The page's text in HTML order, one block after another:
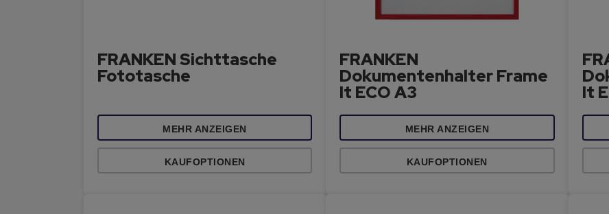
FRANKEN Sichttasche
Fototasche
MEHR ANZEIGEN
KAUFOPTIONEN
FRANKEN
Dokumentenhalter Frame
It ECO A3
MEHR ANZEIGEN
KAUFOPTIONEN
It